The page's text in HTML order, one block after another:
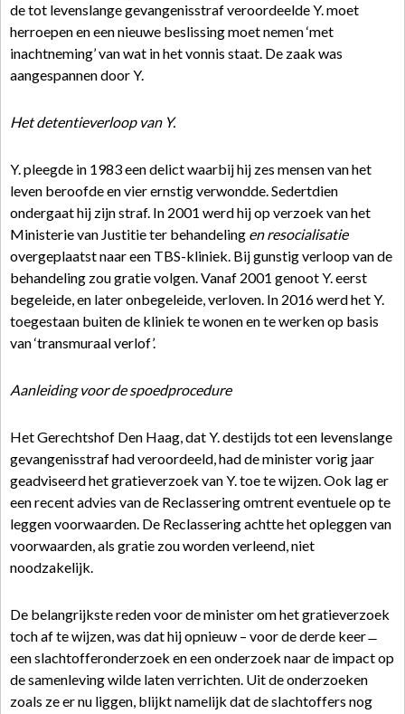
de tot levenslange gevangenisstraf veroordeelde Y. moet
herroepen en een nieuwe beslissing moet nemen ‘met
inachtneming’ van wat in het vonnis staat. De zaak was
aangespannen door Y.
Het detentieverloop van Y.
Y. pleegde in 1983 een delict waarbij hij zes mensen van het
leven beroofde en vier ernstig verwondde. Sedertdien
ondergaat hij zijn straf. In 2001 werd hij op verzoek van het
Ministerie van Justitie ter behandeling en resocialisatie
overgeplaatst naar een TBS-kliniek. Bij gunstig verloop van de
behandeling zou gratie volgen. Vanaf 2001 genoot Y. eerst
begeleide, en later onbegeleide, verloven. In 2016 werd het Y.
toegestaan buiten de kliniek te wonen en te werken op basis
van ‘transmuraal verlof’.
Aanleiding voor de spoedprocedure
Het Gerechtshof Den Haag, dat Y. destijds tot een levenslange
gevangenisstraf had veroordeeld, had de minister vorig jaar
geadviseerd het gratieverzoek van Y. toe te wijzen. Ook lag er
een recent advies van de Reclassering omtrent eventuele op te
leggen voorwaarden. De Reclassering achtte het opleggen van
voorwaarden, als gratie zou worden verleend, niet
noodzakelijk.
De belangrijkste reden voor de minister om het gratieverzoek
toch af te wijzen, was dat hij opnieuw – voor de derde keer ̶
een slachtofferonderzoek en een onderzoek naar de impact op
de samenleving wilde laten verrichten. Uit de onderzoeken
zoals ze er nu liggen, blijkt namelijk dat de slachtoffers nog